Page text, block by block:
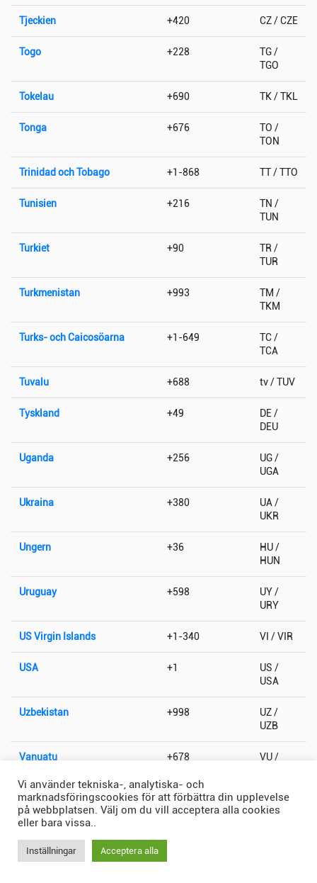
Tjeckien +420 CZ / CZE
Togo +228
TG /
TGO
Tokelau +690 TK / TKL
Tonga +676
TO /
TON
Trinidad och Tobago +1-868 TT / TTO
Tunisien +216
TN /
TUN
Turkiet +90
TR /
TUR
Turkmenistan +993
TM /
TKM
Turks- och Caicosöarna +1-649
TC /
TCA
Tuvalu +688 tv / TUV
Tyskland +49
DE /
DEU
Uganda +256
UG /
UGA
Ukraina +380
UA /
UKR
Ungern +36
HU /
HUN
Uruguay +598
UY /
URY
US Virgin Islands +1-340 VI / VIR
USA +1
US /
USA
Uzbekistan +998
UZ /
UZB
Vanuatu +678
VU /
Vatikanstaten +379 VA / VAT
Vi använder tekniska-, analytiska- och
marknadsföringscookies för att förbättra din upplevelse
på webbplatsen. Välj om du vill acceptera alla cookies
eller bara vissa..
Inställningar Acceptera alla